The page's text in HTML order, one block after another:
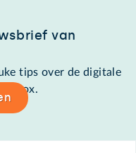
van
tips over de digitale